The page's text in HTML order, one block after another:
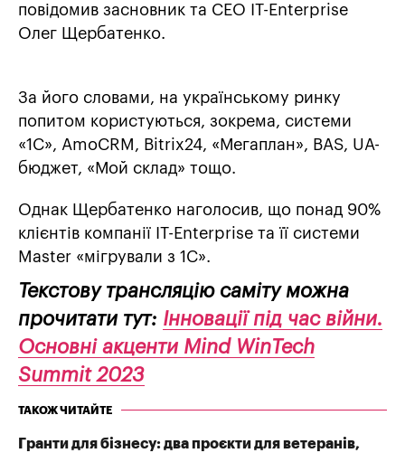
повідомив засновник та СЕО IT-Enterprise
Олег Щербатенко.
За його словами, на українському ринку
попитом користуються, зокрема, системи
«1С», AmoCRM, Bitrix24, «Мегаплан», BAS, UA-
бюджет, «Мой склад» тощо.
Однак Щербатенко наголосив, що понад 90%
клієнтів компанії IT-Enterprise та її системи
Master «мігрували з 1С».
Текстову трансляцію саміту можна
прочитати тут: Інновації під час війни.
Основні акценти Mind WinTech
Summit 2023
ТАКОЖ ЧИТАЙТЕ
Гранти для бізнесу: два проєкти для ветеранів,